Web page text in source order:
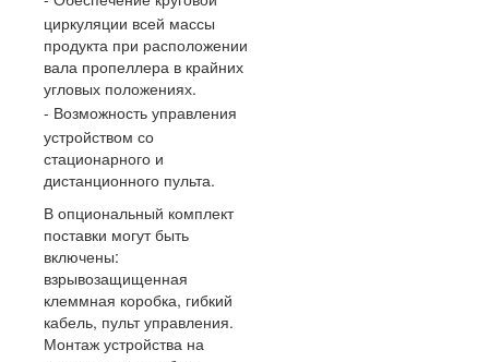
циркуляции всей массы
продукта при расположении
вала пропеллера в крайних
угловых положениях.
Возможность управления
устройством со
стационарного и
дистанционного пульта.
В опциональный комплект
поставки могут быть
включены:
взрывозащищенная
клеммная коробка, гибкий
кабель, пульт управления.
Монтаж устройства на